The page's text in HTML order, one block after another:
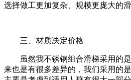
选择做工更加复杂、规模更庞大的
三、材质决定价格
虽然我不锈钢组合滑梯采用的
来也是有很多差异的，我们采用的是